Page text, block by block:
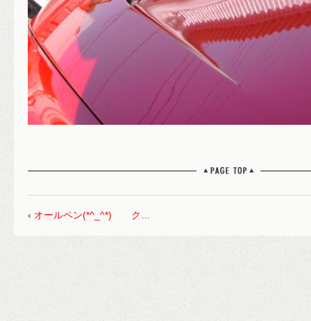
‹ オールペン(*^_^*) ク…